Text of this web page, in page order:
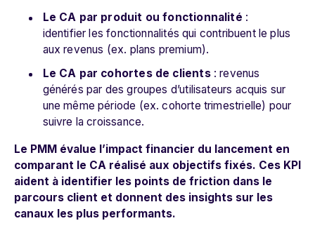
Le CA par produit ou fonctionnalité :
identifier les fonctionnalités qui contribuent le plus
aux revenus (ex. plans premium).
Le CA par cohortes de clients: revenus
générés par des groupes d’utilisateurs acquis sur
une même période (ex. cohorte trimestrielle) pour
suivre la croissance.
Le PMM évalue l’impact financier du lancement en
comparant le CA réalisé aux objectifs fixés. Ces KPI
aident à identifier les points de friction dans le
parcours client et donnent des insights sur les
canaux les plus performants.